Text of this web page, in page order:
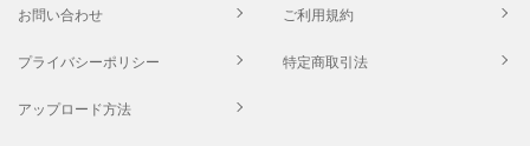
お問い合わせ ご利用規約
プライバシーポリシー 特定商取引法
アップロード方法